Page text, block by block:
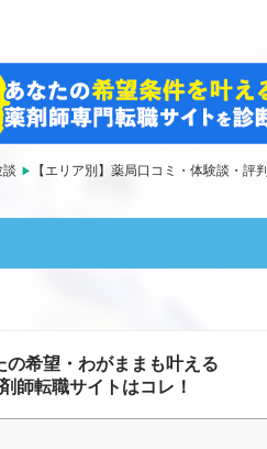
談
【エリア別】薬局口コミ・体験談・評判
の希望・わがままも叶える
師転職サイトはコレ！